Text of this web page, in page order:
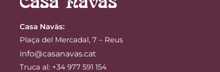
Casa Navàs:
Plaça del Mercadal, 7 – Reus
info@casanavas.cat
Truca al: +34 977 591 154